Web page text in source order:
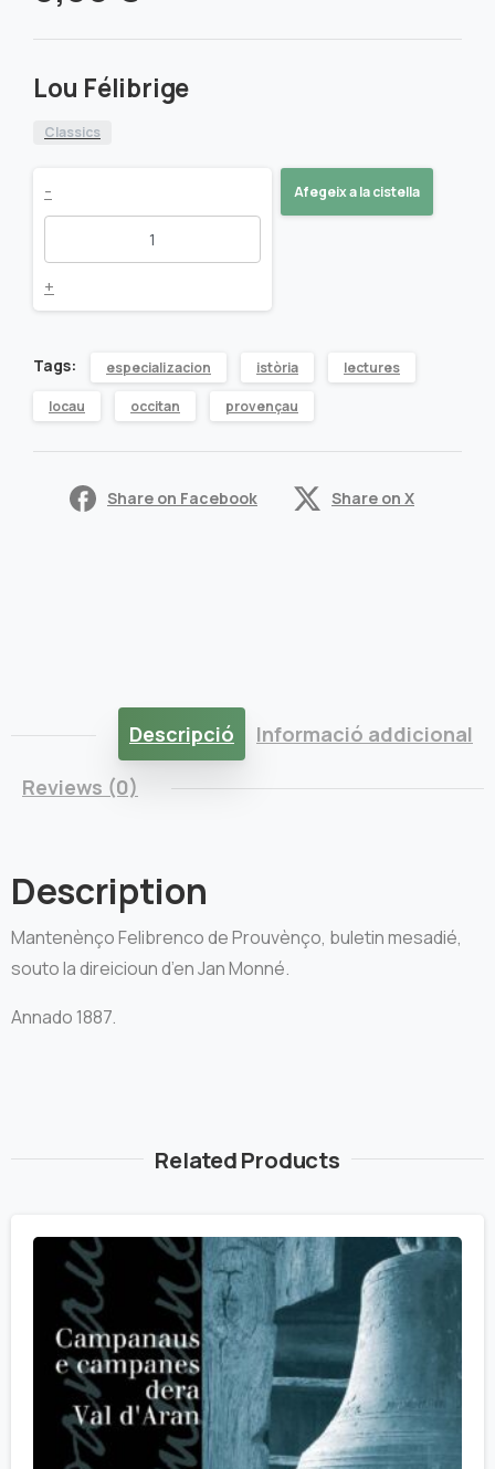
Lou Félibrige
Classics
Lou
quantity
-
+
Afegeix a la cistella
Tags: especializacion istòria lectures
locau occitan provençau
Share on Facebook Share on X
Descripció
Informació addicional
Reviews (0)
Description
Mantenènço Felibrenco de Prouvènço, buletin mesadié,
souto la direicioun d’en Jan Monné.
Annado 1887.
Related Products